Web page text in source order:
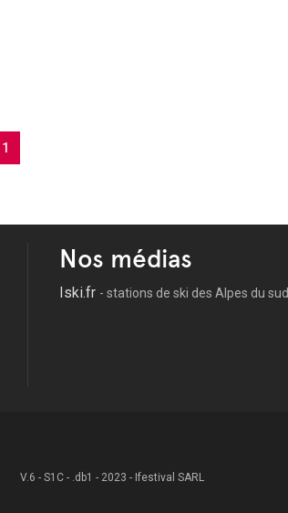
1
Nos médias
Iski.fr - stations de ski des Alpes du sud
V.6 - S1C - .db1 - 2023 - Ifestival SARL